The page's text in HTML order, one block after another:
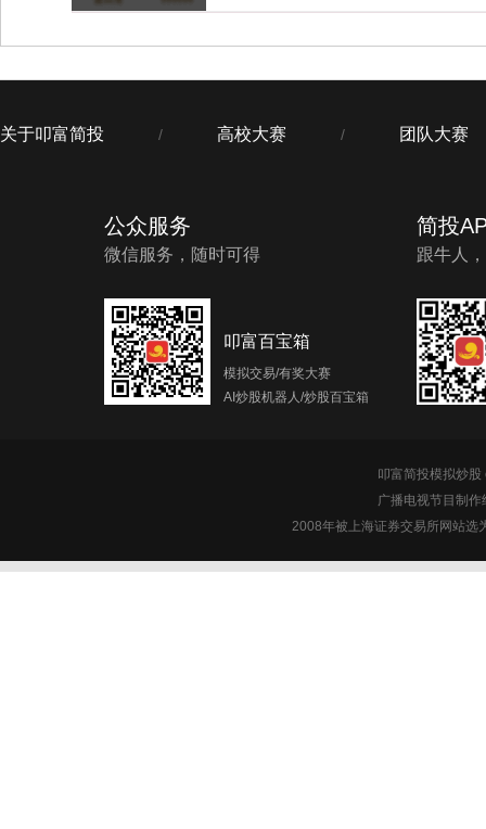
关于叩富简投 / 高校大赛 / 团队大赛
公众服务
微信服务，随时可得
叩富百宝箱
模拟交易/有奖大赛
AI炒股机器人/炒股百宝箱
简投
跟牛人
叩富简投模拟炒
广播电视节目制
2008年被上海证券交易所网站选